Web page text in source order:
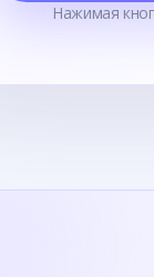
Нажимая